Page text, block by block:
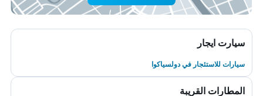
سيارت ايجار
سيارات للاستئجار في دولسياكوا
المطارات القريبة